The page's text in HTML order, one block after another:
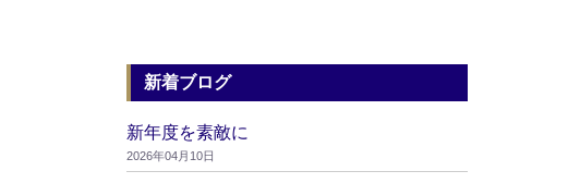
新着ブログ
新年度を素敵に
2026年04月10日